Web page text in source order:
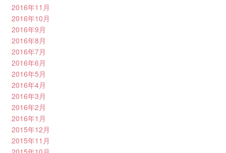
2016年11月
2016年10月
2016年9月
2016年8月
2016年7月
2016年6月
2016年5月
2016年4月
2016年3月
2016年2月
2016年1月
2015年12月
2015年11月